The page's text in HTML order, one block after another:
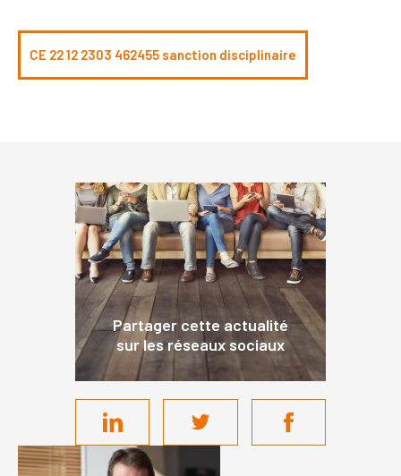
CE 22 12 2303 462455 sanction disciplinaire
Partager cette actualité
sur les réseaux sociaux